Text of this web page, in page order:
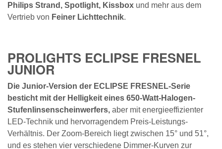
Philips Strand, Spotlight, Kissbox und mehr aus dem
Vertrieb von Feiner Lichttechnik.
PROLIGHTS ECLIPSE FRESNEL
JUNIOR
Die Junior-Version der ECLIPSE FRESNEL-Serie
besticht mit der Helligkeit eines 650-Watt-Halogen-
Stufenlinsenscheinwerfers, aber mit energieeffizienter
LED-Technik und hervorragendem Preis-Leistungs-
Verhältnis. Der Zoom-Bereich liegt zwischen 15° und 51°,
und es stehen vier verschiedene Dimmer-Kurven zur